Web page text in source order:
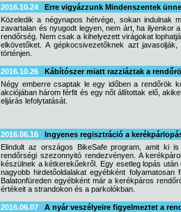
2016.10.24
Erre vigyázzunk Mindenszentek
Közeledik a négynapos hétvége, sokan indulnak
zavartalan és nyugodt legyen, nem árt, ha ilyenkor
rendőrség. Nem csak a kihelyezett virágokat
elkövetőket. A gépkocsivezetőknek azt
történjen.
2016.10.26
Kábítószer miatt razziáztak a
Négy emberre csaptak le egy időben a rendőrök
akciójában három férfit és egy nőt állítottak elő,
eljárás lefolytatását.
2016.06.16
Ingyenes regisztráció a
Elindult az országos BikeSafe program, amit ki
rendőrségi szezonnyitó rendezvényen. A
készülnek a kétkerekűekről. Egy esetleg lopás
nagyobb hirdetőoldalakat egyébként
Balatonfüreden egyébként már a kerékpáros
értékeit a strandokon és a parkolókban.
2016.06.07
A nyár veszélyeire figyelmeztet a